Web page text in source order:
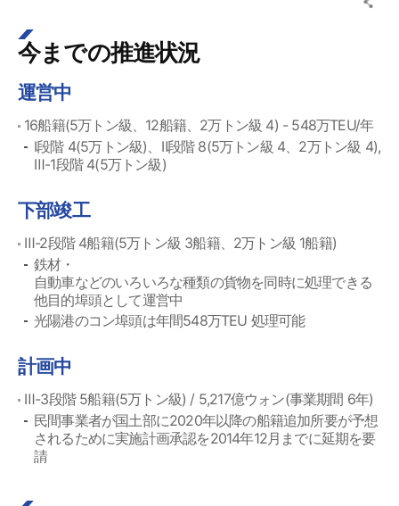
今までの推進状況
運営中
16船籍(5万トン級、12船籍、2万トン級 4) - 548万TEU/年
Ⅰ段階 4(5万トン級)、Ⅱ段階 8(5万トン級 4、2万トン級 4),
Ⅲ-1段階 4(5万トン級)
下部竣工
Ⅲ-2段階 4船籍(5万トン級 3船籍、2万トン級 1船籍)
鉄材・
自動車などのいろいろな種類の貨物を同時に処理できる
他目的埠頭として運営中
光陽港のコン埠頭は年間548万TEU 処理可能
計画中
Ⅲ-3段階 5船籍(5万トン級) / 5,217億ウォン(事業期間 6年)
民間事業者が国土部に2020年以降の船籍追加所要が予想
されるために実施計画承認を2014年12月までに延期を要
請